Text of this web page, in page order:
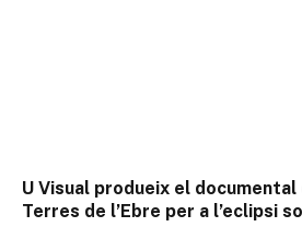
U Visual produeix el
Terres de l’Ebre per a l’eclipsi